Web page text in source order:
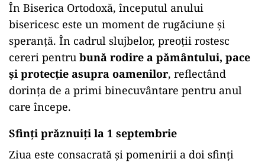
În Biserica Ortodoxă, începutul anului
bisericesc este un moment de rugăciune și
speranță. În cadrul slujbelor, preoții rostesc
cereri pentru bună rodire a pământului, pace
și protecție asupra oamenilor, reflectând
dorința de a primi binecuvântare pentru anul
care începe.
Sfinți prăznuiți la 1 septembrie
Ziua este consacrată și pomenirii a doi sfinți